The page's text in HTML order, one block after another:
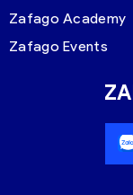
Zafago Academy
Zafago Events